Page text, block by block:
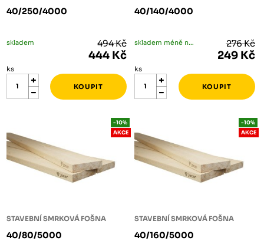
40/250/4000
skladem 494 Kč
444 Kč
ks
40/140/4000
skladem méně než 5 ks 276 Kč
249 Kč
ks
STAVEBNÍ SMRKOVÁ FOŠNA
40/80/5000
-10%
AKCE
STAVEBNÍ SMRKOVÁ FOŠNA
40/160/5000
-10%
AKCE